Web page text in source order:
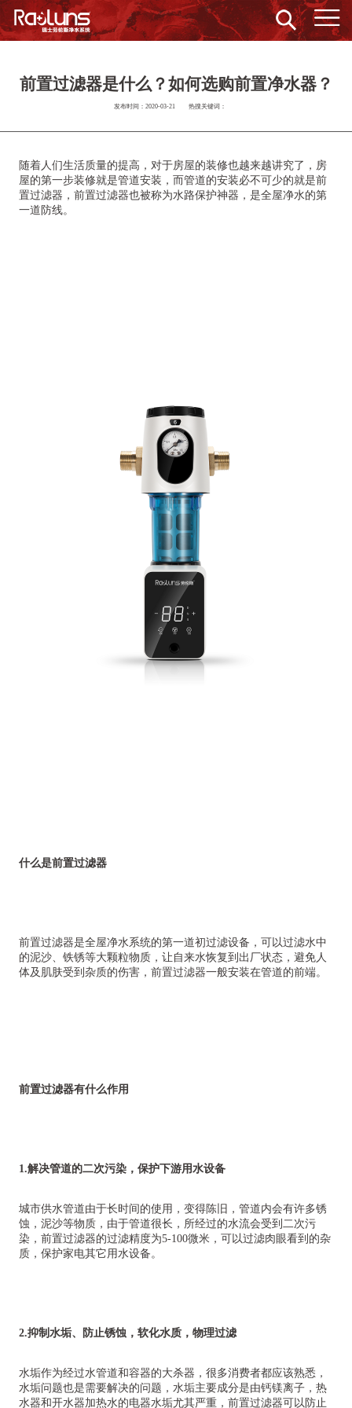
前置过滤器是什么？如何选购前置净水器？
发布时间：2020-03-21 热搜关键词：
随着人们生活质量的提高，对于房屋的装修也越来越讲究了，房
屋的第一步装修就是管道安装，而管道的安装必不可少的就是前
置过滤器，前置过滤器也被称为水路保护神器，是全屋净水的第
一道防线。
什么是前置过滤器
前置过滤器是全屋净水系统的第一道初过滤设备，可以过滤水中
的泥沙、铁锈等大颗粒物质，让自来水恢复到出厂状态，避免人
体及肌肤受到杂质的伤害，前置过滤器一般安装在管道的前端。
前置过滤器有什么作用
1.解决管道的二次污染，保护下游用水设备
城市供水管道由于长时间的使用，变得陈旧，管道内会有许多锈
蚀，泥沙等物质，由于管道很长，所经过的水流会受到二次污
染，前置过滤器的过滤精度为5-100微米，可以过滤肉眼看到的杂
质，保护家电其它用水设备。
2.抑制水垢、防止锈蚀，软化水质，物理过滤
水垢作为经过水管道和容器的大杀器，很多消费者都应该熟悉，
水垢问题也是需要解决的问题，水垢主要成分是由钙镁离子，热
水器和开水器加热水的电器水垢尤其严重，前置过滤器可以防止